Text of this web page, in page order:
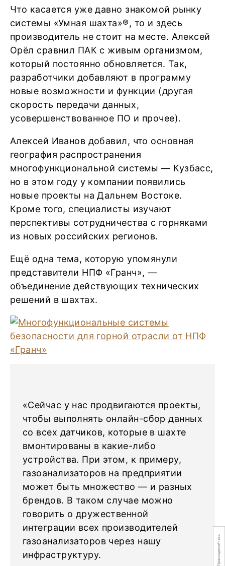
Что касается уже давно знакомой рынку
системы «Умная шахта»®, то и здесь
производитель не стоит на месте. Алексей
Орёл сравнил ПАК с живым организмом,
который постоянно обновляется. Так,
разработчики добавляют в программу
новые возможности и функции (другая
скорость передачи данных,
усовершенствованное ПО и прочее).
Алексей Иванов добавил, что основная
география распространения
многофункциональной системы — Кузбасс,
но в этом году у компании появились
новые проекты на Дальнем Востоке.
Кроме того, специалисты изучают
перспективы сотрудничества с горняками
из новых российских регионов.
Ещё одна тема, которую упомянули
представители НПФ «Гранч», —
объединение действующих технических
решений в шахтах.
«Сейчас у нас продвигаются проекты,
чтобы выполнять онлайн-сбор данных
со всех датчиков, которые в шахте
вмонтированы в какие-либо
устройства. При этом, к примеру,
газоанализаторов на предприятии
может быть множество — и разных
брендов. В таком случае можно
говорить о дружественной
интеграции всех производителей
газоанализаторов через нашу
инфраструктуру.
Присоединяйтесь